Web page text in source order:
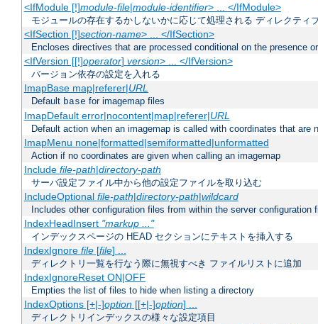
<IfModule [!]module-file|module-identifier> ... </IfModule>
モジュールの存在するかしないかに応じて処理される ディレクティ
<IfSection [!]section-name> ... </IfSection>
Encloses directives that are processed conditional on the presence
<IfVersion [[!]operator] version> ... </IfVersion>
バージョン依存の設定を入れる
ImapBase map|referer|URL
Default base for imagemap files
ImapDefault error|nocontent|map|referer|URL
Default action when an imagemap is called with coordinates that are
ImapMenu none|formatted|semiformatted|unformatted
Action if no coordinates are given when calling an imagemap
Include file-path|directory-path
サーバ設定ファイル中から他の設定ファイルを取り込む
IncludeOptional file-path|directory-path|wildcard
Includes other configuration files from within the server configuration
IndexHeadInsert "markup ..."
インデックスページの HEAD セクションにテキストを挿入する
IndexIgnore file[file] ...
ディレクトリ一覧を行なう際に無視すべき ファイルリストに追加
IndexIgnoreReset ON|OFF
Empties the list of files to hide when listing a directory
IndexOptions [+|-]option[[+|-]option] ...
ディレクトリインデックスの様々な設定項目